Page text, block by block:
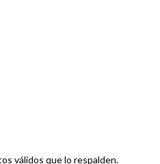
válidos que lo respalden.